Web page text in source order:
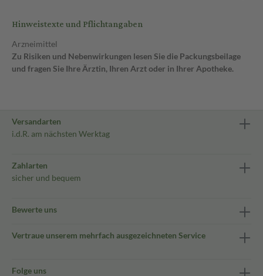
Hinweistexte und Pflichtangaben
Arzneimittel
Zu Risiken und Nebenwirkungen lesen Sie die Packungsbeilage
und fragen Sie Ihre Ärztin, Ihren Arzt oder in Ihrer Apotheke.
Versandarten
i.d.R. am nächsten Werktag
Zahlarten
sicher und bequem
Bewerte uns
Vertraue unserem mehrfach ausgezeichneten Service
Folge uns